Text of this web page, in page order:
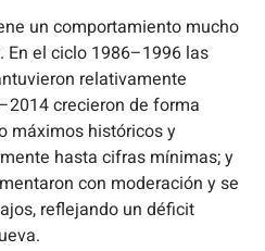
un comportamiento mucho
En el ciclo 1986–1996 las
relativamente
crecieron de forma
máximos históricos y
hasta cifras mínimas; y
con moderación y se
reflejando un déficit